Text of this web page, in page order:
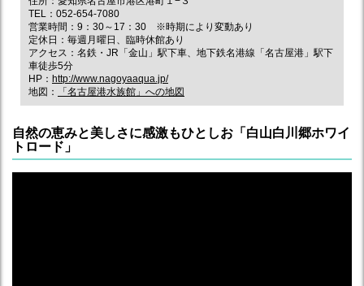
TEL：052-654-7080
営業時間：9：30～17：30 ※時期により変動あり
定休日：毎週月曜日、臨時休館あり
アクセス：名鉄・JR「金山」駅下車、地下鉄名港線「名古屋港」駅下
車徒歩5分
HP： http://www.nagoyaaqua.jp/
地図：
「名古屋港水族館」への地図
自然の恵みと美しさに感激もひとしお「白山白川郷ホワイ
トロード」